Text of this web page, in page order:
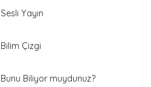
Sesli Yayın
Bilim Çizgi
Bunu Biliyor muydunuz?